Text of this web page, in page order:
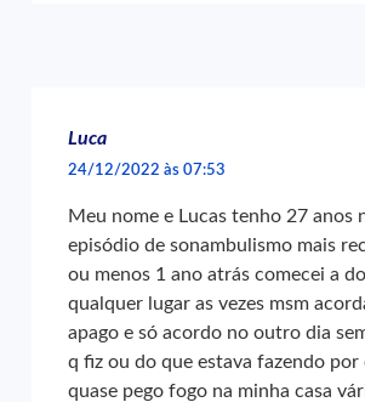
Luca
24/12/2022 às 07:53
Meu nome e Lucas tenho 27 anos
episódio de sonambulismo mais
ou menos 1 ano atrás comecei a
qualquer lugar as vezes msm
apago e só acordo no outro dia
q fiz ou do que estava fazendo por
quase pego fogo na minha casa